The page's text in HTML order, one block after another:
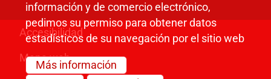
Pie de página
Accesibilidad
Mapa web
información y de comercio electrónico,
pedimos su permiso para obtener datos
estadísticos de su navegación por el sitio web
Más información